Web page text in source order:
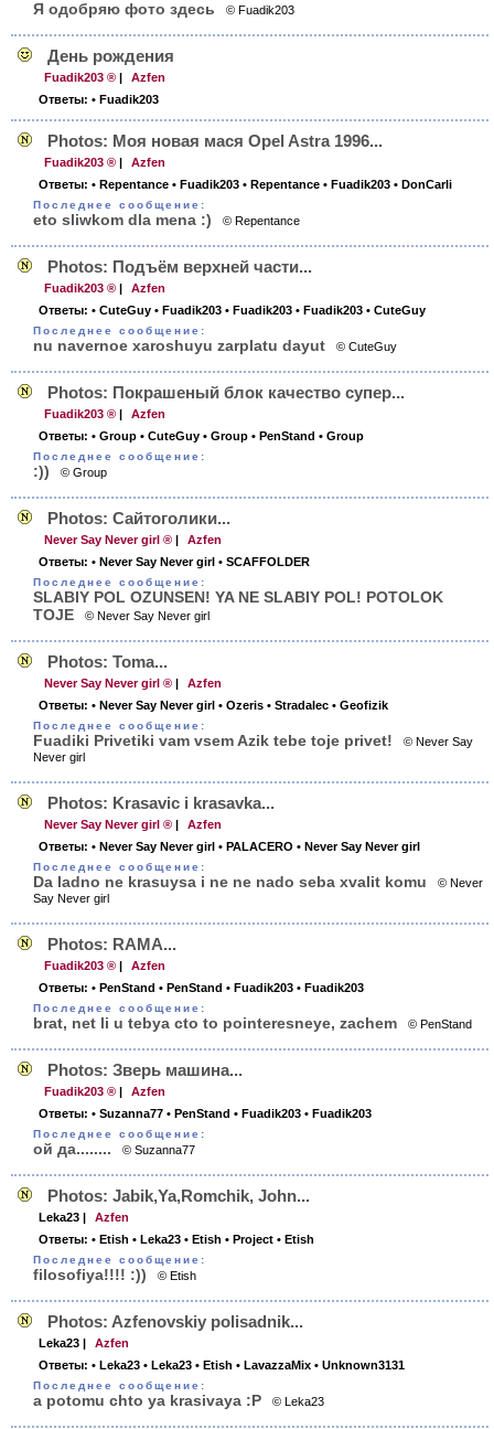
Я одобряю фото здесь © Fuadik203
День рождения
Fuadik203 ® |
Azfen
Ответы: • Fuadik203
Photos: Моя новая мася Opel Astra 1996...
Fuadik203 ® |
Azfen
Ответы: • Repentance • Fuadik203 • Repentance • Fuadik203 • DonCarli
Последнее сообщение:
eto sliwkom dla mena :) © Repentance
Photos: Подъём верхней части...
Fuadik203 ® |
Azfen
Ответы: • CuteGuy • Fuadik203 • Fuadik203 • Fuadik203 • CuteGuy
Последнее сообщение:
nu navernoe xaroshuyu zarplatu dayut © CuteGuy
Photos: Покрашеный блок качество супер...
Fuadik203 ® |
Azfen
Ответы: • Group • CuteGuy • Group • PenStand • Group
Последнее сообщение:
:)) © Group
Photos: Сайтоголики...
Never Say Never girl ® |
Azfen
Ответы: • Never Say Never girl • SCAFFOLDER
Последнее сообщение:
SLABIY POL OZUNSEN! YA NE SLABIY POL! POTOLOK
TOJE
© Never Say Never girl
Photos: Toma...
Never Say Never girl ® |
Azfen
Ответы: • Never Say Never girl • Ozeris • Stradalec • Geofizik
Последнее сообщение:
Fuadiki Privetiki vam vsem Azik tebe toje privet!
© Never Say
Never girl
Photos: Krasavic i krasavka...
Never Say Never girl ® |
Azfen
Ответы: • Never Say Never girl • PALACERO • Never Say Never girl
Последнее сообщение:
Da ladno ne krasuysa i ne ne nado seba xvalit komu
© Never
Say Never girl
Photos: RAMA...
Fuadik203 ® |
Azfen
Ответы: • PenStand • PenStand • Fuadik203 • Fuadik203
Последнее сообщение:
brat, net li u tebya cto to pointeresneye, zachem © PenStand
Photos: Зверь машина...
Fuadik203 ® |
Azfen
Ответы: • Suzanna77 • PenStand • Fuadik203 • Fuadik203
Последнее сообщение:
ой да........ © Suzanna77
Photos: Jabik,Ya,Romchik, John...
Leka23 |
Azfen
Ответы: • Etish • Leka23 • Etish • Project • Etish
Последнее сообщение:
filosofiya!!!! :)) © Etish
Photos: Azfenovskiy polisadnik...
Leka23 |
Azfen
Ответы: • Leka23 • Leka23 • Etish • LavazzaMix • Unknown3131
Последнее сообщение:
a potomu chto ya krasivaya :P © Leka23